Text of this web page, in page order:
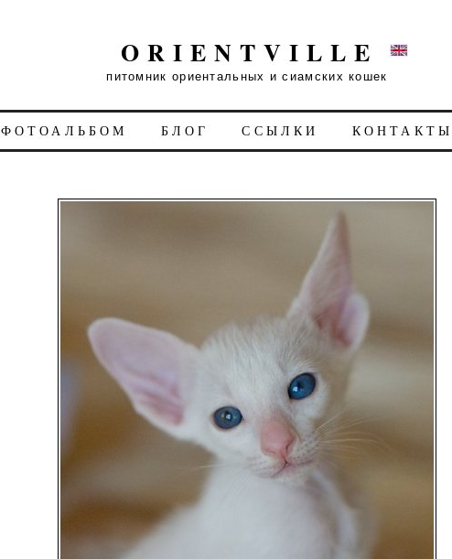
ORIENTVILLE
питомник ориентальных и сиамских кошек
ФОТОАЛЬБОМ БЛОГ ССЫЛКИ КОНТАКТЫ